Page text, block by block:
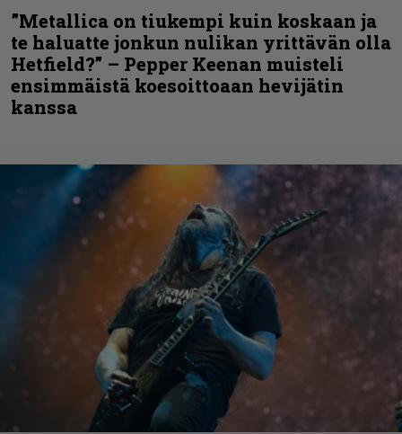
”Metallica on tiukempi kuin koskaan ja
te haluatte jonkun nulikan yrittävän olla
Hetfield?” – Pepper Keenan muisteli
ensimmäistä koesoittoaan hevijätin
kanssa